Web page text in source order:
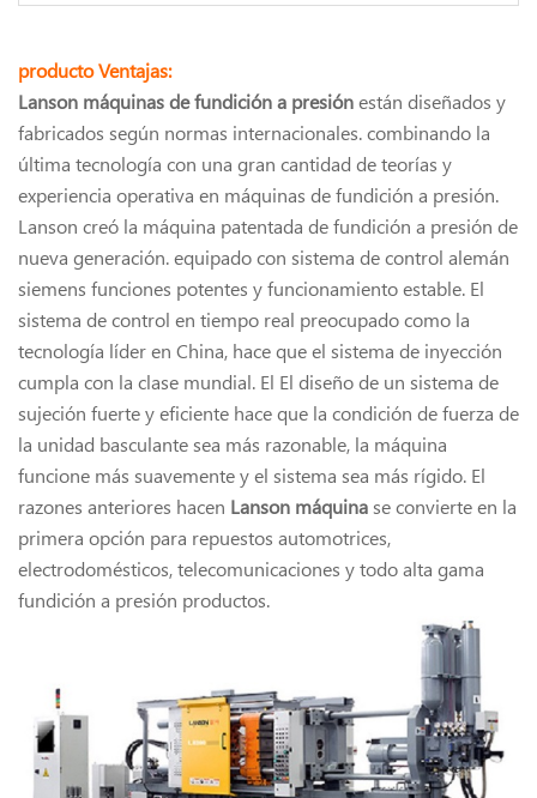
producto Ventajas:
Lanson máquinas de fundición a presiónestán diseñados y
fabricados según normas internacionales. combinando la
última tecnología con una gran cantidad de teorías y
experiencia operativa en máquinas de fundición a presión.
Lanson creó la máquina patentada de fundición a presión de
nueva generación. equipado con sistema de control alemán
siemens funciones potentes y funcionamiento estable. El
sistema de control en tiempo real preocupado como la
tecnología líder en China, hace que el sistema de inyección
cumpla con la clase mundial. El El diseño de un sistema de
sujeción fuerte y eficiente hace que la condición de fuerza de
la unidad basculante sea más razonable, la máquina
funcione más suavemente y el sistema sea más rígido. El
razones anteriores hacen Lanson máquinase convierte en la
primera opción para repuestos automotrices,
electrodomésticos, telecomunicaciones y todo alta gama
fundición a presión productos.